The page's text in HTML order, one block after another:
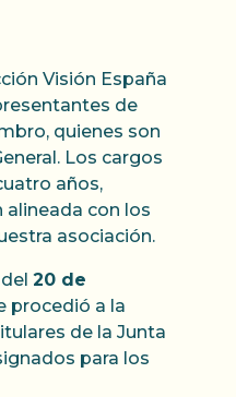
Visión España
de
quienes son
Los cargos
años,
alineada con los
asociación.
20 de
procedió a la
de la Junta
para los